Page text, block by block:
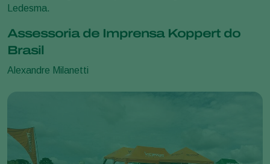
Ledesma.
Assessoria de Imprensa Koppert do
Brasil
Alexandre Milanetti